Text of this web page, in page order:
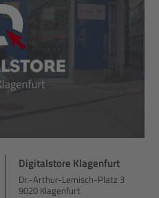
Digitalstore Klagenfurt
Dr.-Arthur-Lemisch-Platz 3
9020 Klagenfurt